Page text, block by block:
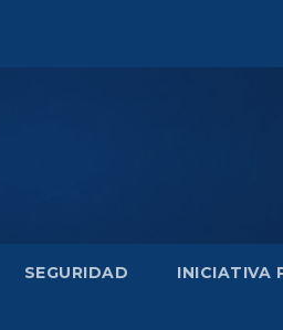
SEGURIDAD INICIATIVA